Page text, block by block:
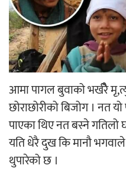
हलमा छैन
आमा पागल बुवाको भर्खरेै
छोराछोरीको बिजोग । नत
पाएका थिए नत बस्ने गतिलो
यति धेरै दुख कि मानौ
थुपारेको छ ।